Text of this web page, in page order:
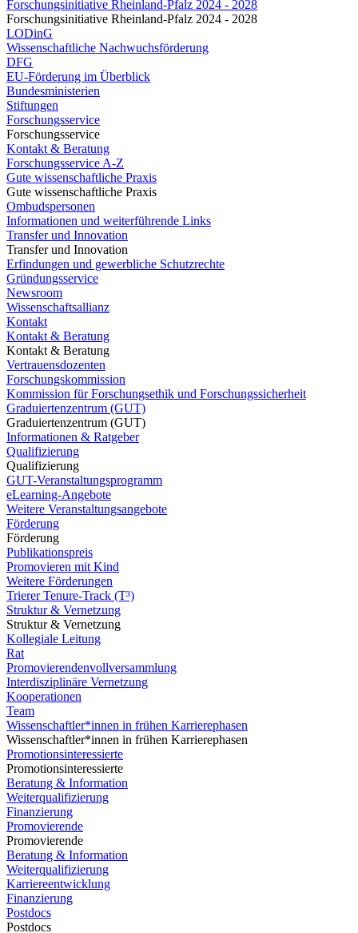
Forschungsinitiative Rheinland-Pfalz 2024 - 2028
Forschungsinitiative Rheinland-Pfalz 2024 - 2028
LODinG
Wissenschaftliche Nachwuchsförderung
DFG
EU-Förderung im Überblick
Bundesministerien
Stiftungen
Forschungsservice
Forschungsservice
Kontakt & Beratung
Forschungsservice A-Z
Gute wissenschaftliche Praxis
Gute wissenschaftliche Praxis
Ombudspersonen
Informationen und weiterführende Links
Transfer und Innovation
Transfer und Innovation
Erfindungen und gewerbliche Schutzrechte
Gründungsservice
Newsroom
Wissenschaftsallianz
Kontakt
Kontakt & Beratung
Kontakt & Beratung
Vertrauensdozenten
Forschungskommission
Kommission für Forschungsethik und Forschungssicherheit
Graduiertenzentrum (GUT)
Graduiertenzentrum (GUT)
Informationen & Ratgeber
Qualifizierung
Qualifizierung
GUT-Veranstaltungsprogramm
eLearning-Angebote
Weitere Veranstaltungsangebote
Förderung
Förderung
Publikationspreis
Promovieren mit Kind
Weitere Förderungen
Trierer Tenure-Track (T³)
Struktur & Vernetzung
Struktur & Vernetzung
Kollegiale Leitung
Rat
Promovierendenvollversammlung
Interdisziplinäre Vernetzung
Kooperationen
Team
Wissenschaftler*innen in frühen Karrierephasen
Wissenschaftler*innen in frühen Karrierephasen
Promotionsinteressierte
Promotionsinteressierte
Beratung & Information
Weiterqualifizierung
Finanzierung
Promovierende
Promovierende
Beratung & Information
Weiterqualifizierung
Karriereentwicklung
Finanzierung
Postdocs
Postdocs